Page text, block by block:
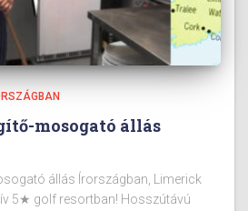
mosogató állás
állás Írországban, Limerick
5★ golf resortban! Hosszútávú